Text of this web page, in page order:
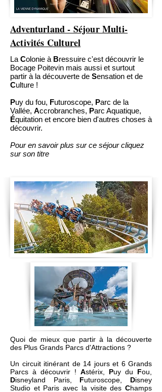
Adventurland - Séjour Multi-
Activités Culturel
La Colonie à Bressuire c'est découvrir le
Bocage Poitevin mais aussi et surtout
partir à la découverte de Sensation et de
Culture !
Puy du fou, Futuroscope, Parc de la
Vallée, Accrobranches, Parc Aquatique,
Équitation et encore bien d'autres choses à
découvrir.
Pour en savoir plus sur ce séjour cliquez
sur son titre
Quoi de mieux que partir à la découverte
des Plus Grands Parcs d'Attractions ?
Un circuit itinérant de 14 jours et 6 Grands
Parcs à découvrir ! Astérix, Puy du Fou,
Disneyland Paris, Futuroscope, Disney
Studio et Paris avec la visite des Champs